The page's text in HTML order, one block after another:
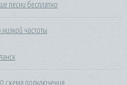
песни бесплатно
частоты
схема подключения